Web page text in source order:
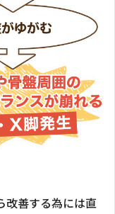
改善する為には直